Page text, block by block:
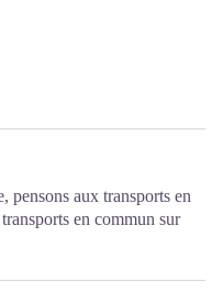
pensons aux transports en
en commun sur